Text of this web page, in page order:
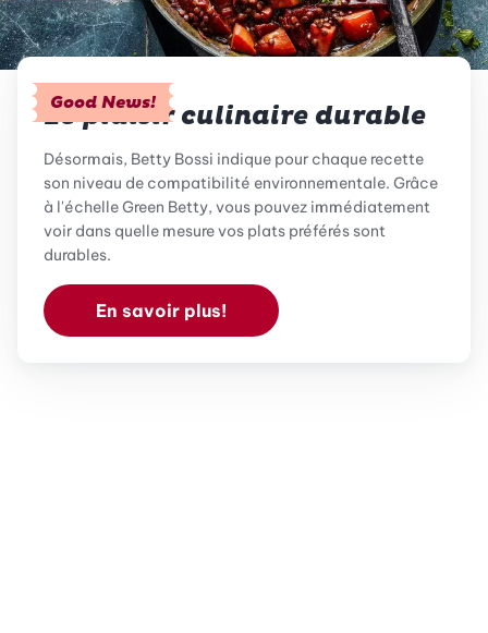
Good News!
Le plaisir culinaire durable
Désormais, Betty Bossi indique pour chaque recette
son niveau de compatibilité environnementale. Grâce
à l'échelle Green Betty, vous pouvez immédiatement
voir dans quelle mesure vos plats préférés sont
durables.
En savoir plus!